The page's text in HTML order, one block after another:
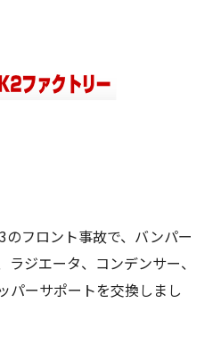
のフロント事故で、バンパー
ジエータ、コンデンサー、
パーサポートを交換しまし